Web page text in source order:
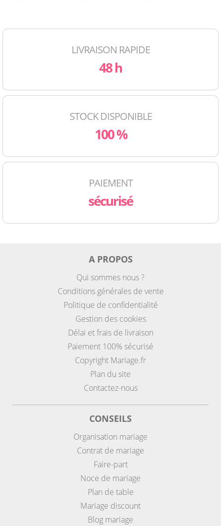
LIVRAISON RAPIDE
48 h
STOCK DISPONIBLE
100 %
PAIEMENT
sécurisé
A PROPOS
Qui sommes nous ?
Conditions générales de vente
Politique de confidentialité
Gestion des cookies
Délai et frais de livraison
Paiement 100% sécurisé
Copyright Mariage.fr
Plan du site
Contactez-nous
CONSEILS
Organisation mariage
Contrat de mariage
Faire-part
Noce de mariage
Plan de table
Mariage discount
Blog mariage